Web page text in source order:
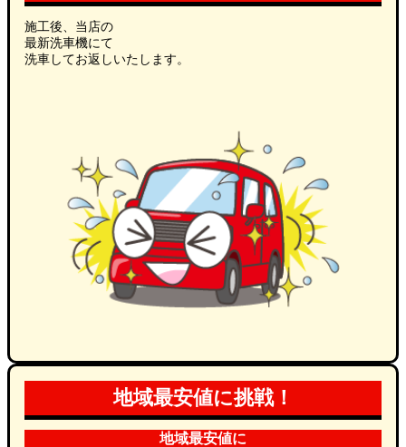
施工後、当店の
最新洗車機にて
洗車してお返しいたします。
地域最安値に挑戦！
地域最安値に